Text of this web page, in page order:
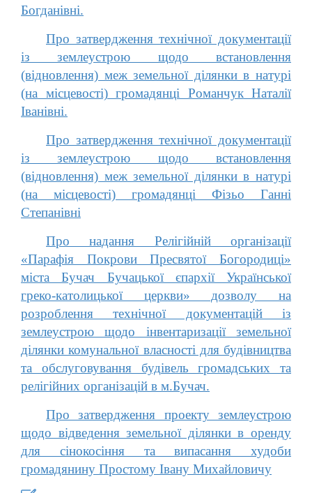
Богданівні.
Про затвердження технічної документації
із землеустрою щодо встановлення
(відновлення) меж земельної ділянки в натурі
(на місцевості) громадянці Романчук Наталії
Іванівні.
Про затвердження технічної документації
із землеустрою щодо встановлення
(відновлення) меж земельної ділянки в натурі
(на місцевості) громадянці Фізьо Ганні
Степанівні
Про надання Релігійній організації
«Парафія Покрови Пресвятої Богородиці»
міста Бучач Бучацької єпархії Української
греко-католицької церкви» дозволу на
розроблення технічної документацій із
землеустрою щодо інвентаризації земельної
ділянки комунальної власності для будівництва
та обслуговування будівель громадських та
релігійних організацій в м.Бучач.
Про затвердження проекту землеустрою
щодо відведення земельної ділянки в оренду
для сінокосіння та випасання худоби
громадянину Простому Івану Михайловичу